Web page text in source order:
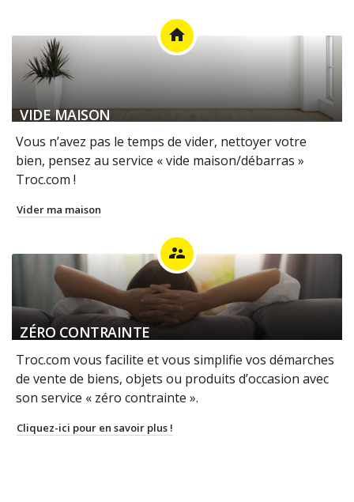
home
VIDE MAISON
Vous n’avez pas le temps de vider, nettoyer votre
bien, pensez au service « vide maison/débarras »
Troc.com !
Vider ma maison
supervisor_account
ZÉRO CONTRAINTE
Troc.com vous facilite et vous simplifie vos démarches
de vente de biens, objets ou produits d’occasion avec
son service « zéro contrainte ».
Cliquez-ici pour en savoir plus !